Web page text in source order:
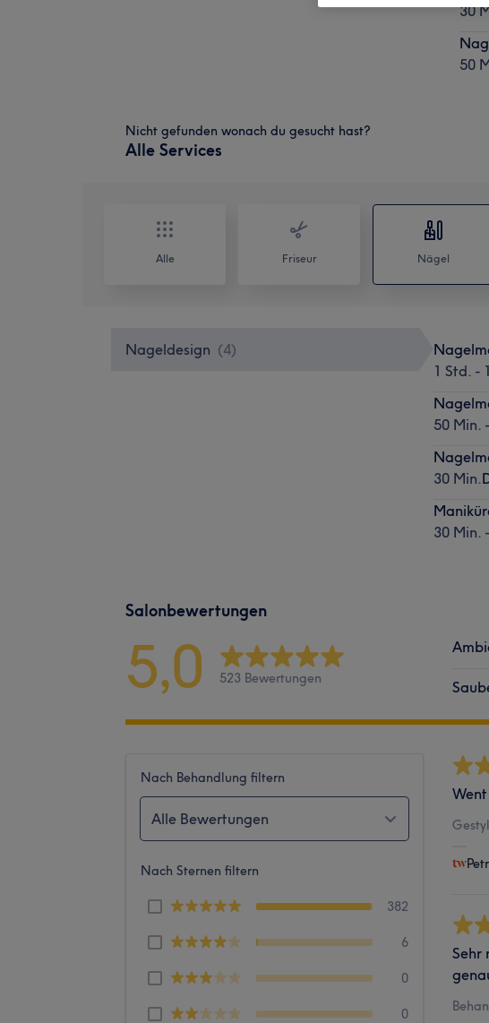
30
50
Nicht gefunden wonach du gesucht hast?
Alle Services
Alle Friseur Nägel
Nageldesign (4)
1 Std. -
50 Min.
30 Min.
30 Min.
Salonbewertungen
5,0 523 Bewertungen
Nach Behandlung filtern
Alle Bewertungen
Nach Sternen filtern
382
6
0
0
Sehr